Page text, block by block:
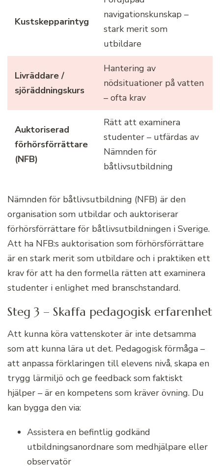
Kustskepparintyg
navigationskunskap –
stark merit som
utbildare
Livräddare /
sjöräddningskurs
Hantering av
nödsituationer på vatten
– ofta krav
Auktoriserad
förhörsförrättare
(NFB)
Rätt att examinera
studenter – utfärdas av
Nämnden för
båtlivsutbildning
Nämnden för båtlivsutbildning (NFB) är den
organisation som utbildar och auktoriserar
förhörsförrättare för båtlivsutbildningen i Sverige.
Att ha NFB:s auktorisation som förhörsförrättare
är en stark merit som utbildare och i praktiken ett
krav för att ha den formella rätten att examinera
studenter i enlighet med branschstandard.
Steg 3 – Skaffa pedagogisk erfarenhet
Att kunna köra vattenskoter är inte detsamma
som att kunna lära ut det. Pedagogisk förmåga –
att anpassa förklaringen till elevens nivå, skapa en
trygg lärmiljö och ge feedback som faktiskt
hjälper – är en kompetens som kräver övning. Du
kan bygga den via:
Assistera en befintlig godkänd
utbildningsanordnare som medhjälpare eller
observatör